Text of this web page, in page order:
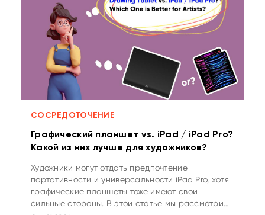
СОСРЕДОТОЧЕНИЕ
Графический планшет vs. iPad / iPad Pro?
Какой из них лучше для художников?
Художники могут отдать предпочтение
портативности и универсальности iPad Pro, хотя
графические планшеты тоже имеют свои
сильные стороны. В этой статье мы рассмотрим